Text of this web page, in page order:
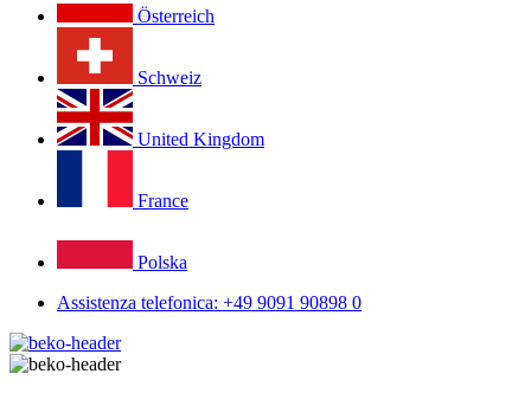
Österreich
Schweiz
United Kingdom
France
Polska
Assistenza telefonica: +49 9091 90898 0